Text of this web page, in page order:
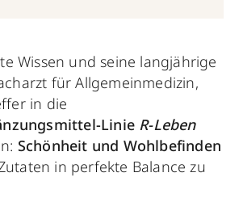
Wissen und seine langjährige
für Allgemeinmedizin,
in die
Linie R-Leben
Schönheit und Wohlbefinden
in perfekte Balance zu